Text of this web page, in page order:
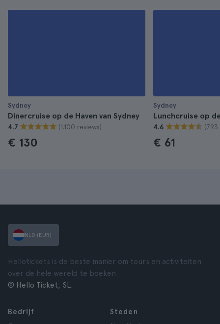
Sydney
Dinercruise op de Haven van Sydney
4.7 (1.100 reviews)
€ 130
Sydney
Lunchcruise op
4.6 (793
€ 61
NLD (EUR)
Hellotickets is de beste manier om tours en activiteiten
over de hele wereld te boeken.
© Hello Ticket, SL.
Bedrijf
Steden